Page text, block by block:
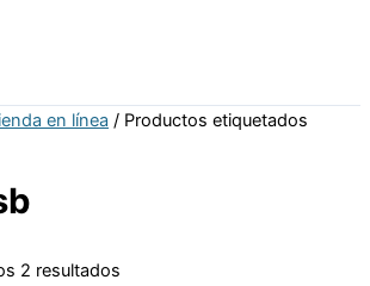
en línea / Productos etiquetados
2 resultados